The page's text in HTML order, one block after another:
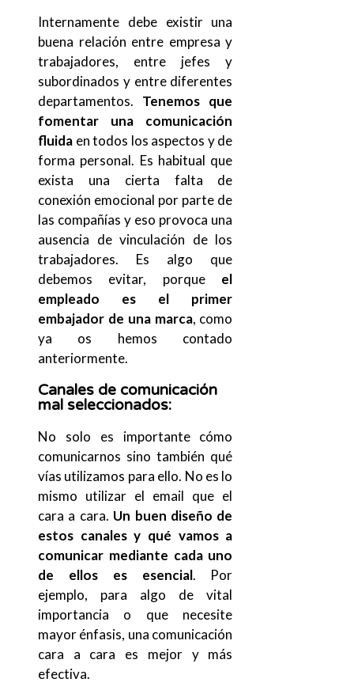
Internamente debe existir una
buena relación entre empresa y
trabajadores, entre jefes y
subordinados y entre diferentes
departamentos. Tenemos que
fomentar una comunicación
fluida en todos los aspectos y de
forma personal. Es habitual que
exista una cierta falta de
conexión emocional por parte de
las compañías y eso provoca una
ausencia de vinculación de los
trabajadores. Es algo que
debemos evitar, porque el
empleado es el primer
embajador de una marca, como
ya os hemos contado
anteriormente.
Canales de comunicación
mal seleccionados:
No solo es importante cómo
comunicarnos sino también qué
vías utilizamos para ello. No es lo
mismo utilizar el email que el
cara a cara. Un buen diseño de
estos canales y qué vamos a
comunicar mediante cada uno
de ellos es esencial. Por
ejemplo, para algo de vital
importancia o que necesite
mayor énfasis, una comunicación
cara a cara es mejor y más
efectiva.